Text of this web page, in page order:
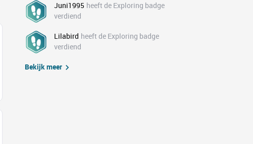
Juni1995 heeft de Exploring badge
verdiend
Lilabird heeft de Exploring badge
verdiend
Bekijk meer